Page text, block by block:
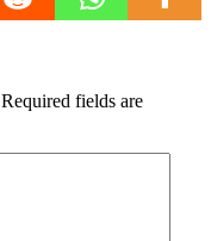
Required fields are